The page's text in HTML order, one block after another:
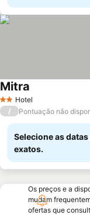
2 Estrelas
Hotel
Mitra
/ Pontuação não
Selecione as
exatos.
Os preços e a
mudam
ofertas que